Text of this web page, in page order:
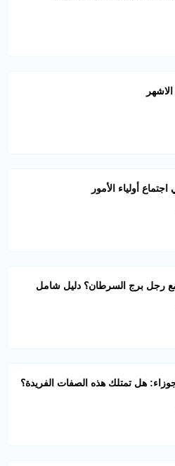
أولياء الأمور
رجل برج السرطان؟ دليل شامل
هل تمتلك هذه الصفات الفريدة؟